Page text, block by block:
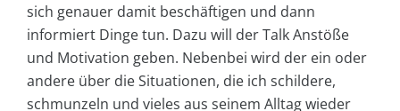
sich genauer damit beschäftigen und dann
informiert Dinge tun. Dazu will der Talk Anstöße
und Motivation geben. Nebenbei wird der ein oder
andere über die Situationen, die ich schildere,
schmunzeln und vieles aus seinem Alltag wieder